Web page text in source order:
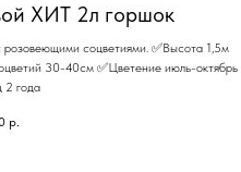
ХИТ 2л горшок
розовеющими соцветиями. ✅Высота 1,5м
30-40см ✅Цветение июль-октябрь
2 года
р.